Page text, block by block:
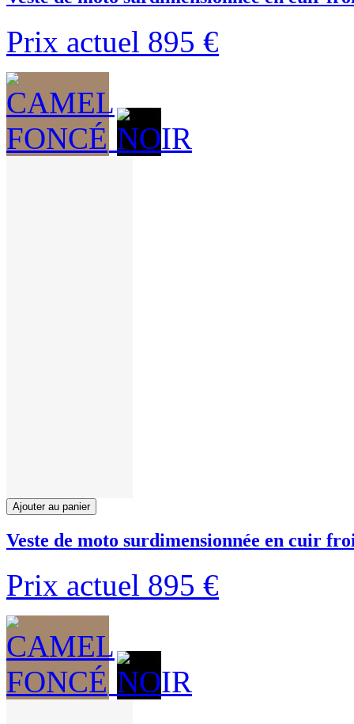
Prix actuel 895 €
Ajouter au panier
Veste de moto surdimensionnée en cuir
Prix actuel 895 €